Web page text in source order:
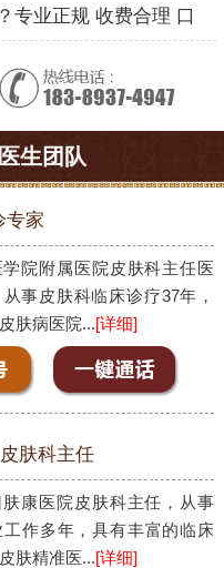
专业正规 收费合理 口
生团队
专家
学院附属医院皮肤科主任医
事皮肤科临床诊疗37年，
肤病医院...[详细]
皮肤科主任
康医院皮肤科主任，从事
工作多年，具有丰富的临床
肤精准医...[详细]